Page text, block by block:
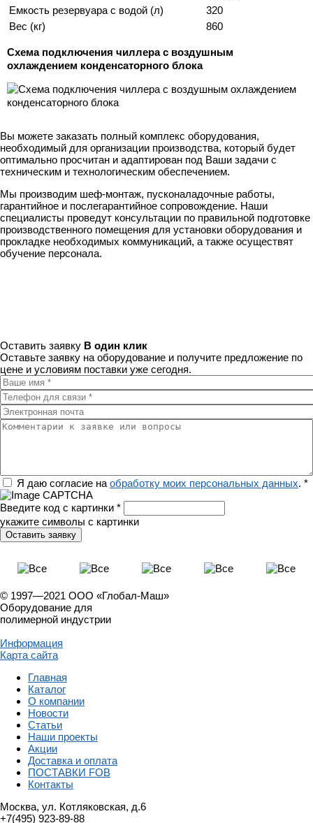
Емкость резервуара с водой (л)
320
Вес (кг)
860
Схема подключения чиллера с воздушным
охлаждением конденсаторного блока
Вы можете заказать полный комплекс оборудования,
необходимый для организации производства, который будет
оптимально просчитан и адаптирован под Ваши задачи с
техническим и технологическим обеспечением.
Мы производим шеф-монтаж, пусконаладочные работы,
гарантийное и послегарантийное сопровождение. Наши
специалисты проведут консультации по правильной подготовке
производственного помещения для установки оборудования и
прокладке необходимых коммуникаций, а также осуществят
обучение персонала.
Оставить заявку В один клик
Оставьте заявку на оборудование и получите предложение по
цене и условиям поставки уже сегодня.
Ваше имя*
Телефон для связи
Электронная почта
Комментарии к заявке или вопросы
РегионЯ даю согласие на обработку моих персональных данных. *
Введите код с картинки *
укажите символы с картинки
© 1997—2021 ООО «Глобал-Маш»
Оборудование для
полимерной индустрии
Информация
Карта сайта
Главная
Каталог
О компании
Новости
Статьи
Наши проекты
Акции
Доставка и оплата
ПОСТАВКИ FOB
Контакты
Москва, ул. Котляковская, д.6
+7(495) 923-89-88